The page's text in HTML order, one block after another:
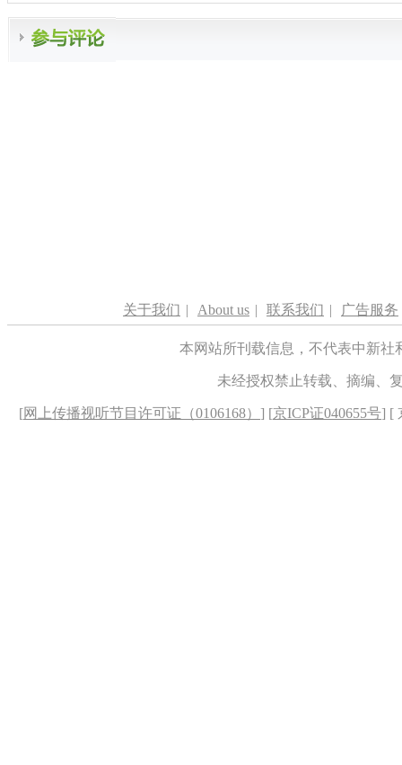
关于我们 | About us | 联系我们 | 广告服务
本网站所刊载信息，不代表中新
未经授权禁止转载、摘编、
[网上传播视听节目许可证（0106168） ] [京ICP证040655号] [